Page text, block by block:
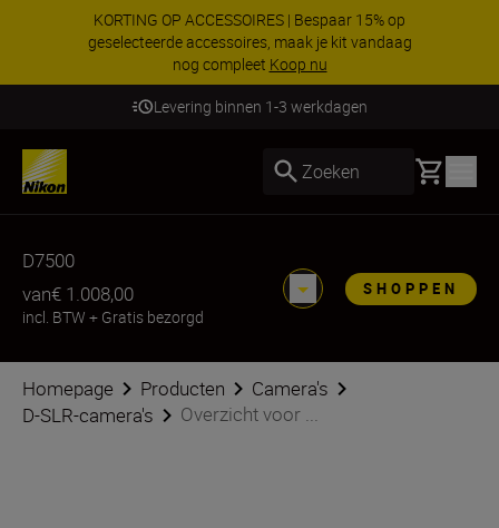
KORTING OP ACCESSOIRES | Bespaar 15% op
geselecteerde accessoires, maak je kit vandaag
nog compleet Koop nu
Levering binnen 1-3 werkdagen
Zoeken Basket
D7500
van€ 1.008,00
incl. BTW + Gratis bezorgd
SHOPPEN
Homepage Producten
Camera's
D-SLR-camera's
Overzicht voor ...